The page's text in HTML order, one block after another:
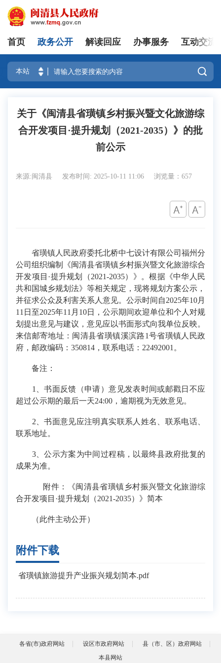
登录
首页 政务公开 解读回应 办事服务 互动交流

关于《闽清县省璜镇乡村振兴暨文化旅游综
合开发项目·提升规划（2021-2035）》的批
前公示
来源:闽清县 发布时间: 2025-10-11 11:06 浏览量：657
省璜镇人民政府委托北桥中七设计有限公司福州分
公司组织编制《闽清县省璜镇乡村振兴暨文化旅游综合
开发项目·提升规划（2021-2035）》。根据《中华人民
共和国城乡规划法》等相关规定，现将规划方案公示，
并征求公众及利害关系人意见。公示时间自2025年10月
11日至2025年11月10日，公示期间欢迎单位和个人对规
划提出意见与建议，意见应以书面形式向我单位反映。
来信邮寄地址：闽清县省璜镇溪滨路1号省璜镇人民政
府，邮政编码：350814，联系电话：22492001。
备注：
1、书面反馈（申请）意见发表时间或邮戳日不应
超过公示期的最后一天24:00，逾期视为无效意见。
2、书面意见应注明真实联系人姓名、联系电话、
联系地址。
3、公示方案为中间过程稿，以最终县政府批复的
成果为准。
附件：《闽清县省璜镇乡村振兴暨文化旅游综
合开发项目·提升规划（2021-2035）》简本
（此件主动公开）
附件下载
省璜镇旅游提升产业振兴规划简本.pdf
各省(市)政府网站 设区市政府网站
县（市、区）政府网站
本县网站